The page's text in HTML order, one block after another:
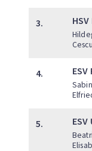
3.
4.
5.